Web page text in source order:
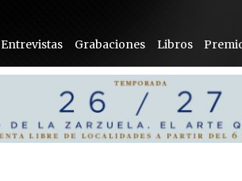
Entrevistas Grabaciones Libros